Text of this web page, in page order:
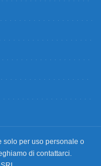
solo per uso personale o
di contattarci.